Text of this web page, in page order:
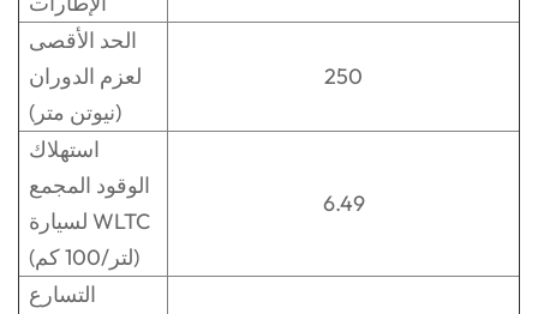
الحد الأقصى
لعزم الدوران
(نيوتن متر)
250
استهلاك
الوقود المجمع
لسيارة WLTC
(لتر/100 كم)
6.49
التسارع